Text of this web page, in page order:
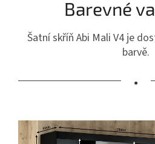
Barevné
Šatní skříň Abi Mali V4 je
barvě.
•